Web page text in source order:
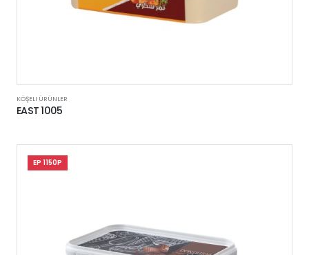
KÖŞELI ÜRÜNLER
EAST 1005
EP 1150P